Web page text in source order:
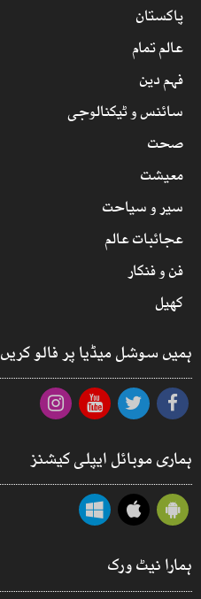
پاکستان
عالم تمام
فہم دین
سائنس و ٹیکنالوجی
صحت
معیشت
سیر و سیاحت
عجائبات عالم
فن و فنکار
کھیل
ہمیں سوشل میڈیا پر فالو کریں
ہماری موبائل ایپلی کیشنز
ہمارا نیٹ ورک